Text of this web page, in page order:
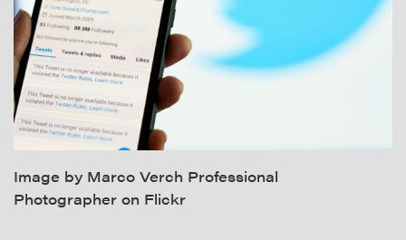
Image by Marco Verch Professional
Photographer on Flickr